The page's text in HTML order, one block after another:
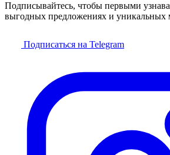
Подписывайтесь, чтобы первыми
выгодных предложениях и уникальных
Подписаться на Telegram